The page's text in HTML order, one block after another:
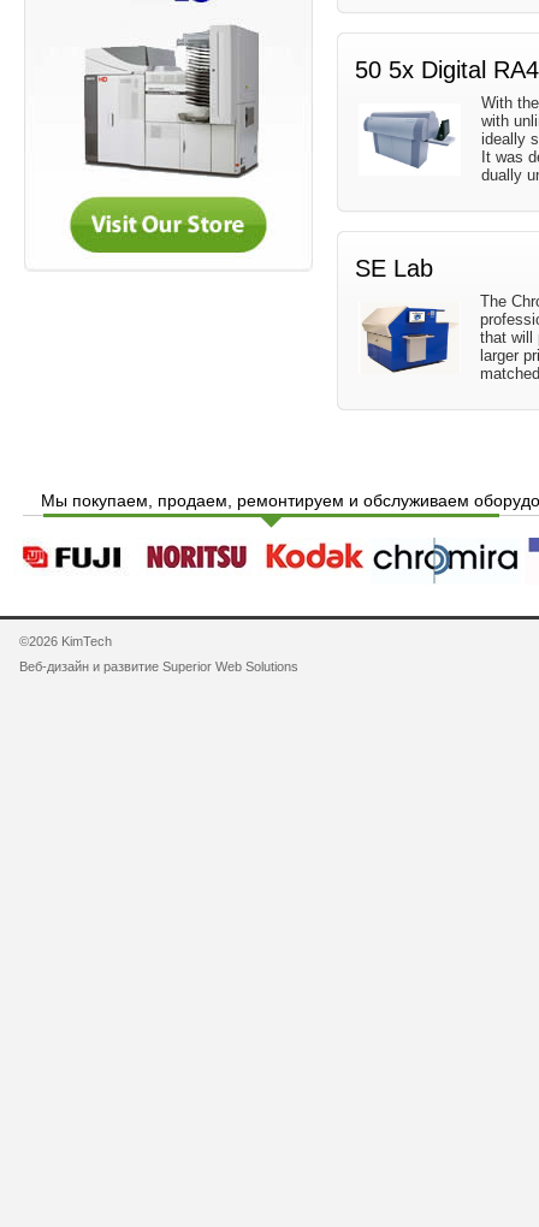
50 5x Digital
With
with
ideally
It was
dually
SE Lab
The
that will
larger
Мы покупаем, продаем, ремонтируем и обслуживаем
©2026 KimTech
Веб-дизайн и развитиe Superior Web Solutions